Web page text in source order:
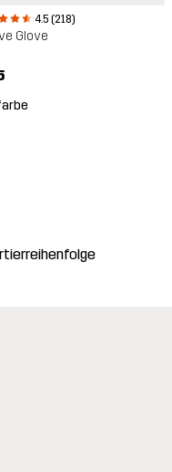
4.5 (218)
Glove